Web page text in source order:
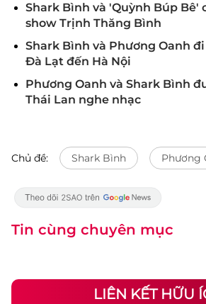
Shark Bình và 'Quỳnh Búp Bê'
show Trịnh Thăng Bình
Shark Bình và Phương Oanh
Đà Lạt đến Hà Nội
Phương Oanh và Shark Bình
Thái Lan nghe nhạc
Chủ đề: Shark Bình Phương
Tin cùng chuyên mục
LIÊN KẾT HỮU